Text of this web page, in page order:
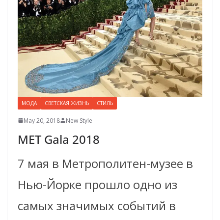
МОДА СВЕТСКАЯ ЖИЗНЬ СТИЛЬ
May 20, 2018 New Style
MET Gala 2018
7 мая в Метрополитен-музее в
Нью-Йорке прошло одно из
самых значимых событий в